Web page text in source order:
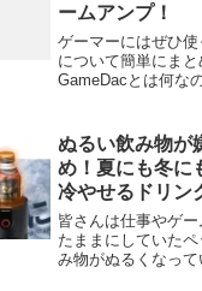
ームアンプ！
ゲーマーにはぜひ
について簡単にまと
GameDacとは何な
ぬるい飲み物が
め！夏にも冬に
冷やせるドリン
中やゲーム中に
皆さんは仕事やゲ
たままにしていた
み物がぬるくなっ